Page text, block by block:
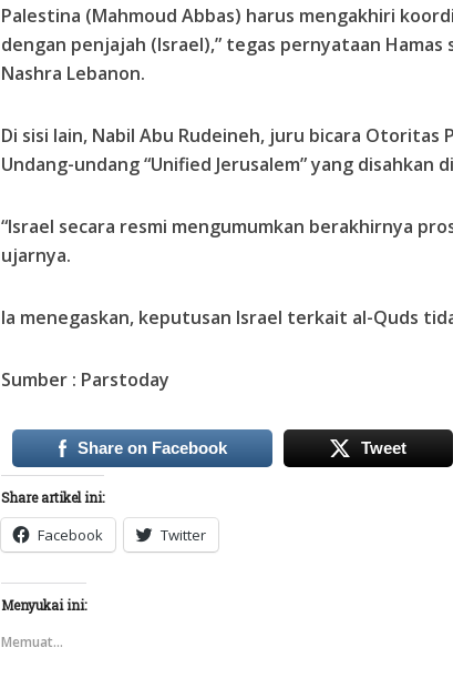
Palestina (Mahmoud Abbas) harus mengakhiri
dengan penjajah (Israel),” tegas pernyataan
Nashra Lebanon.
Di sisi lain, Nabil Abu Rudeineh, juru bicara Otoritas
Undang-undang “Unified Jerusalem” yang disahkan
“Israel secara resmi mengumumkan berakhirnya
ujarnya.
Ia menegaskan, keputusan Israel terkait al-Quds
Sumber : Parstoday
Share on Facebook Tweet
Share artikel ini:
Facebook Twitter
Menyukai ini:
Memuat...